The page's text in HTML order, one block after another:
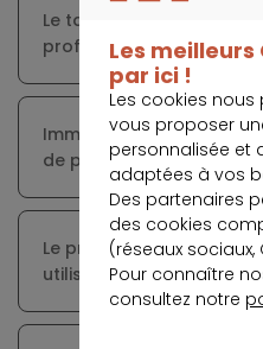
Le taux d’endettement
professionnels de
Immobilier : les
de procéder à une
Le prêt relais, une
utiliser avec prudence
Les meilleurs
par ici !
Les cookies
vous proposer
personnalisée et
adaptées à vos
Des partenaires
des cookies
(réseaux sociaux,
Pour connaître
consultez notre